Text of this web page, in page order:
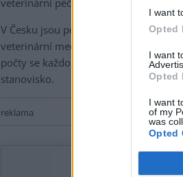
I want
Opted
I want
Opted
I want
of my
was
Opted
veterinární péče o farmová zvířata,"
V Česku jsou podle Šinové i regiony,
veterinární medicíny. Komora
počty se každoročně zvyšují. K
stanovisko.
reklama